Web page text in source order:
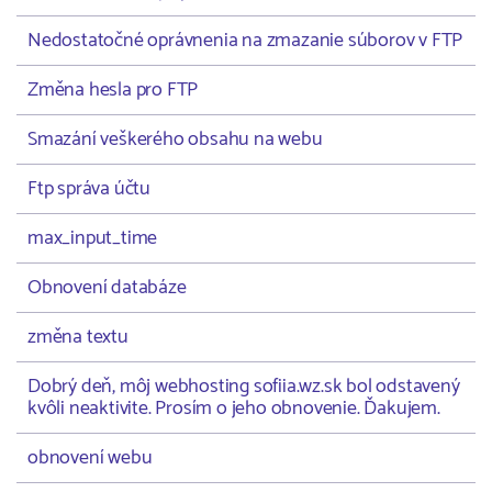
Nedostatočné oprávnenia na zmazanie súborov v FTP
Změna hesla pro FTP
Smazání veškerého obsahu na webu
Ftp správa účtu
max_input_time
Obnovení databáze
změna textu
Dobrý deň, môj webhosting sofiia.wz.sk bol odstavený
kvôli neaktivite. Prosím o jeho obnovenie. Ďakujem.
obnovení webu